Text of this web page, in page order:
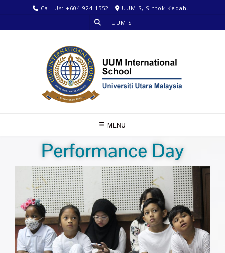
Call Us: +604 924 1552
UUMIS, Sintok Kedah.
UUMIS
MENU
Performance Day